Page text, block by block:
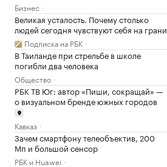
Бизнес
Великая усталость. Почему столько
людей сегодня чувствуют себя на грани
Подписка на РБК
В Таиланде при стрельбе в школе
погибли два человека
Общество
РБК ТВ Юг: автор «Пиши, сокращай» —
о визуальном бренде южных городов
Кавказ
Зачем смартфону телеобъектив, 200
Мп и большой сенсор
РБК и Huawei